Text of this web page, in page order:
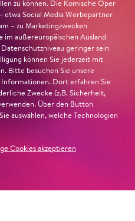
ihrer Figur.«Jury-
zu können. Die Komische Oper
etwa Social Media Werbepartner
– zu Marketingzwecken
im außereuropäischen Ausland
geringer sein
können Sie jederzeit mit
Bitte besuchen Sie unsere
Dort erfahren Sie
Zwecke (z.B. Sicherheit,
Über den Button
auswählen, welche Technologien
Cookies akzeptieren